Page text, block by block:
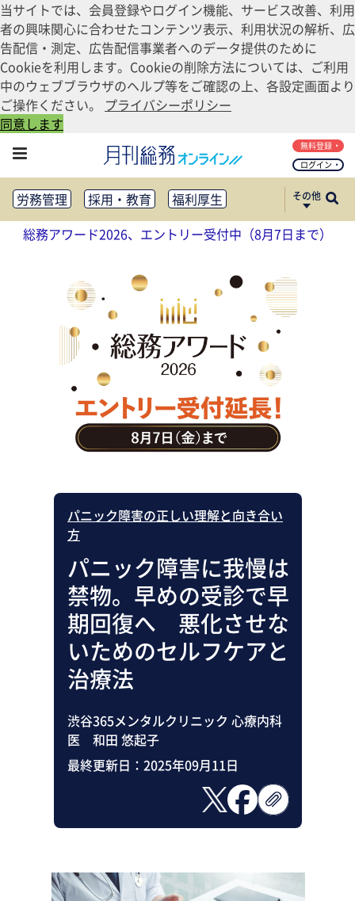
当サイトでは、会員登録やログイン機能、サービス改善、利用
者の興味関心に合わせたコンテンツ表示、利用状況の解析、広
告配信・測定、広告配信事業者へのデータ提供のために
Cookieを利用します。Cookieの削除方法については、ご利用
中のウェブブラウザのヘルプ等をご確認の上、各設定画面より
ご操作ください。 プライバシーポリシー
同意します
ログイン
無料登録
労務管理 採用・教育
福利厚生
健康経営
働き方改革
法務・コンプライアンス
リスクマネジメント・BCP
社外・社内広報
社外・社内コミュニケーション活性化
FM・オフィス移転
CSR・SDGs
テクノロジー活用・DX
助成金・補助金・コスト削減
アウトソーシング・BPO
調査・レポート
その他
総務アワード2026、エントリー受付中（8月7日まで）
パニック障害の正しい理解と向き合い
方
パニック障害に我慢は
禁物。早めの受診で早
期回復へ 悪化させな
いためのセルフケアと
治療法
渋谷365メンタルクリニック 心療内科
医 和田 悠起子
最終更新日： 2025年09月11日